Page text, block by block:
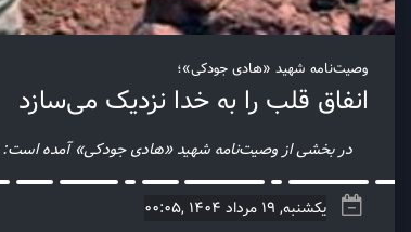
وصیت‌نامه شهید «هادی جودکی»؛
انفاق قلب را به خدا نزدیک می‌سازد
در بخشی از وصیت‌نامه شهید «هادی جودکی» آمده است:
یکشنبه, 19 مرداد 1404 ,00:05